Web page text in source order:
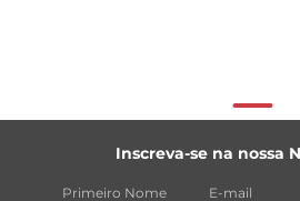
Inscreva-se na nossa